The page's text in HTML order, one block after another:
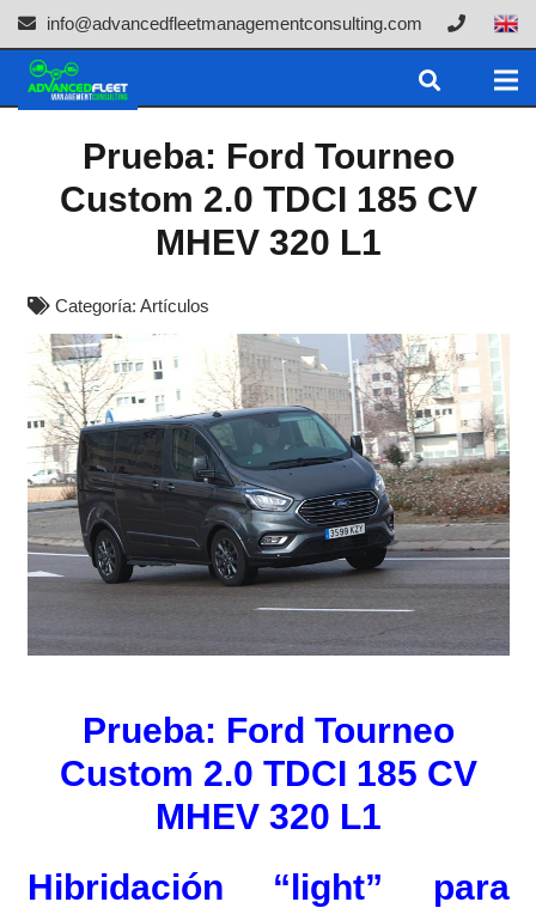
info@advancedfleetmanagementconsulting.com
Prueba: Ford Tourneo
Custom 2.0 TDCI 185 CV
MHEV 320 L1
Categoría: Artículos
Prueba: Ford Tourneo
Custom 2.0 TDCI 185 CV
MHEV 320 L1
Hibridación “light” para